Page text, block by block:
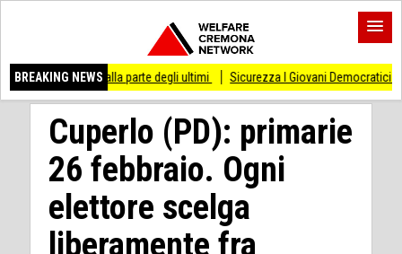
BREAKING NEWS
stare dalla parte degli ultimi Sicurezza I Giovani Democratici ribattono ai
Cuperlo (PD): primarie
26 febbraio. Ogni
elettore scelga
liberamente fra